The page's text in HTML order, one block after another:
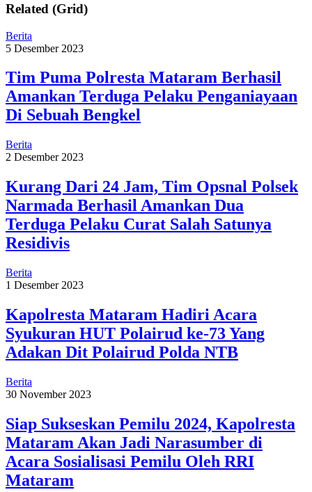
Related (Grid)
Berita
5 Desember 2023
Tim Puma Polresta Mataram Berhasil
Amankan Terduga Pelaku Penganiayaan
Di Sebuah Bengkel
Berita
2 Desember 2023
Kurang Dari 24 Jam, Tim Opsnal Polsek
Narmada Berhasil Amankan Dua
Terduga Pelaku Curat Salah Satunya
Residivis
Berita
1 Desember 2023
Kapolresta Mataram Hadiri Acara
Syukuran HUT Polairud ke-73 Yang
Adakan Dit Polairud Polda NTB
Berita
30 November 2023
Siap Sukseskan Pemilu 2024, Kapolresta
Mataram Akan Jadi Narasumber di
Acara Sosialisasi Pemilu Oleh RRI
Mataram